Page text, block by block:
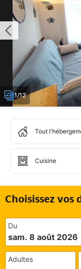
1/12
Tout
Cuisine
Choisissez
Du
sam. 8 août 2026
Adultes